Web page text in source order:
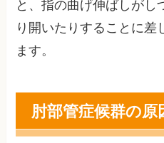
と、指の曲げ伸ばしがし
り開いたりすることに差
ます。
肘部管症候群の原